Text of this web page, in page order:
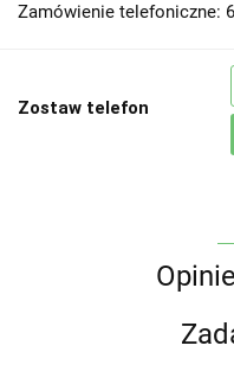
Zamówienie telefoniczne:
Zostaw telefon